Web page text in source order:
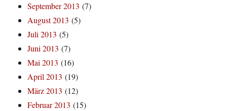
September 2013 (7)
August 2013 (5)
Juli 2013 (5)
Juni 2013 (7)
Mai 2013 (16)
April 2013 (19)
März 2013 (12)
Februar 2013 (15)